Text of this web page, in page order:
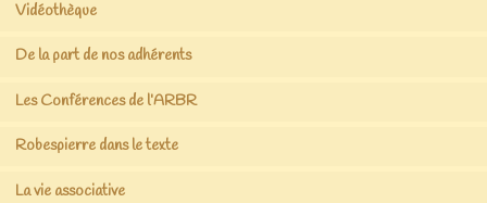
Vidéothèque
De la part de nos adhérents
Les Conférences de l’ARBR
Robespierre dans le texte
La vie associative